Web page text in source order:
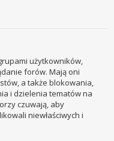
użytkowników,
forów. Mają oni
a także blokowania,
i dzielenia tematów na
czuwają, aby
niewłaściwych i